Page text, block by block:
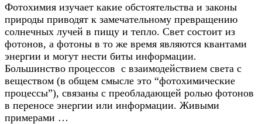
Фотохимия изучает какие обстоятельства и законы
природы приводят к замечательному превращению
солнечных лучей в пищу и тепло. Свет состоит из
фотонов, а фотоны в то же время являются квантами
энергии и могут нести биты информации.
Большинство процессов с взаимодействием света с
веществом (в общем смысле это “фотохимические
процессы”), связаны с преобладающей ролью фотонов
в переносе энергии или информации. Живыми
примерами …